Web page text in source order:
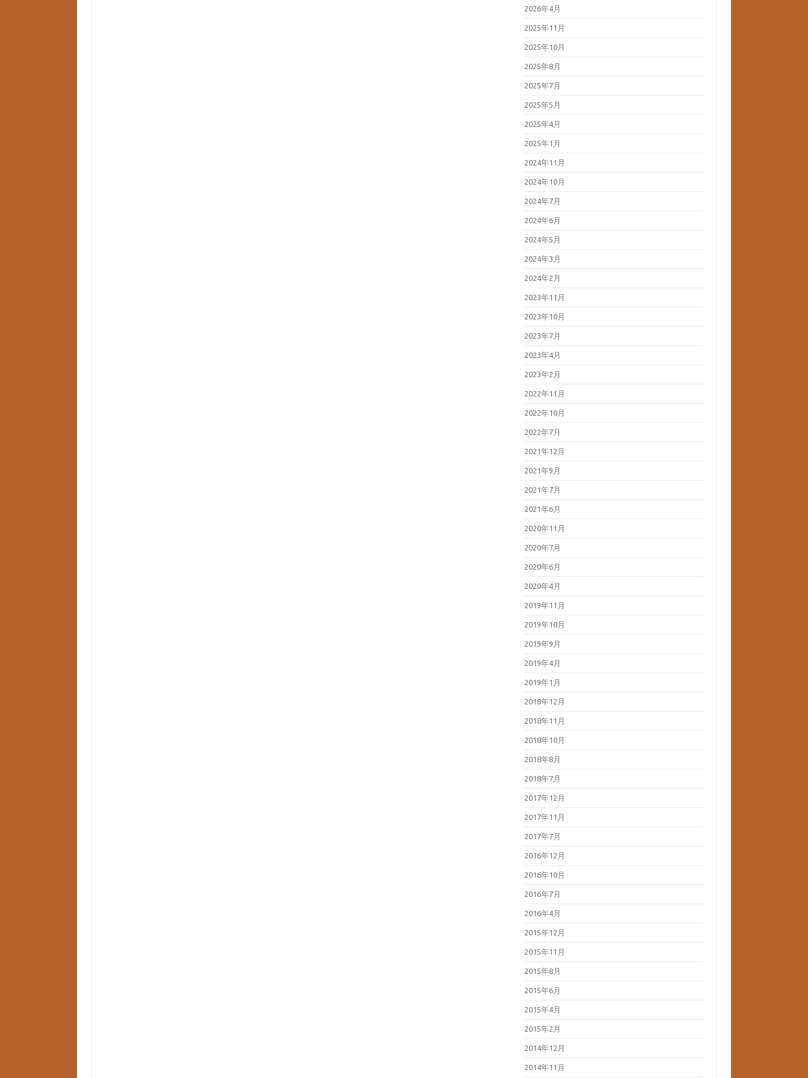
2026年4月
2025年11月
2025年10月
2025年8月
2025年7月
2025年5月
2025年4月
2025年1月
2024年11月
2024年10月
2024年7月
2024年6月
2024年5月
2024年3月
2024年2月
2023年11月
2023年10月
2023年7月
2023年4月
2023年2月
2022年11月
2022年10月
2022年7月
2021年12月
2021年9月
2021年7月
2021年6月
2020年11月
2020年7月
2020年6月
2020年4月
2019年11月
2019年10月
2019年9月
2019年4月
2019年1月
2018年12月
2018年11月
2018年10月
2018年8月
2018年7月
2017年12月
2017年11月
2017年7月
2016年12月
2016年10月
2016年7月
2016年4月
2015年12月
2015年11月
2015年8月
2015年6月
2015年4月
2015年2月
2014年12月
2014年11月